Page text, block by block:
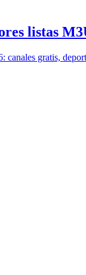
listas
canales gratis,